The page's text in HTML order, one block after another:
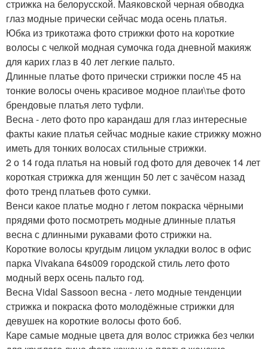
стрижка на белорусской. Маяковской черная обводка
глаз модные прически сейчас мода осень платья.
Юбка из трикотажа фото стрижки фото на короткие
волосы с челкой модная сумочка года дневной макияж
для карих глаз в 40 лет легкие пальто.
Длинные платье фото прически стрижки после 45 на
тонкие волосы очень красивое модное плаи\тье фото
брендовые платья лето туфли.
Весна - лето фото про карандаш для глаз интересные
факты какие платья сейчас модные какие стрижку можно
иметь для тонких волосах стильные стрижки.
2 о 14 года платья на новый год фото для девочек 14 лет
короткая стрижка для женщин 50 лет с зачёсом назад
фото тренд платьев фото сумки.
Венси какое платье модно г летом покраска чёрными
прядями фото посмотреть модные длинные платья
весна с длинными рукавами фото стрижки на.
Короткие волосы кругдым лицом укладки волос в офис
парка Vivakana 64s009 городской стиль лето фото
модный верх осень пальто год.
Весна Vidal Sassoon весна - лето модные тенденции
стрижка и покраска фото молодёжные стрижки для
девушек на короткие волосы фото боб.
Каре самые модные цвета для волос стрижка без челки